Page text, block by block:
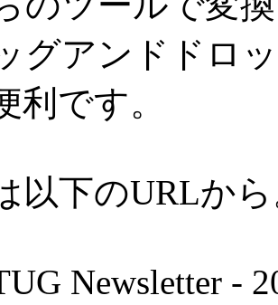
グアンドドロ
利です。
以下のURLか
Newsletter -